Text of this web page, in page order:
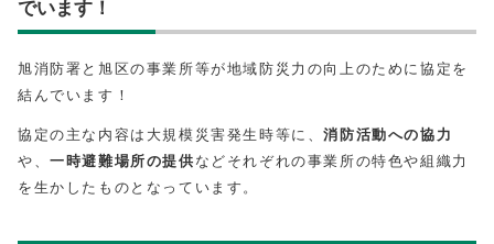
でいます！
旭消防署と旭区の事業所等が地域防災力の向上のために協定を
結んでいます！
協定の主な内容は大規模災害発生時等に、消防活動への協力
や、一時避難場所の提供 などそれぞれの事業所の特色や組織力
を生かしたものとなっています。